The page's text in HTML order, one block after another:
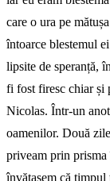
care o ura pe
întoarce blestemul
lipsite de speranță,
fi fost firesc chiar și
Nicolas. Într-un
oamenilor. Două
priveam prin
învățasem că